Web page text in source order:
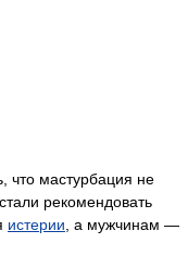
что мастурбация не
рекомендовать
истерии, а мужчинам —